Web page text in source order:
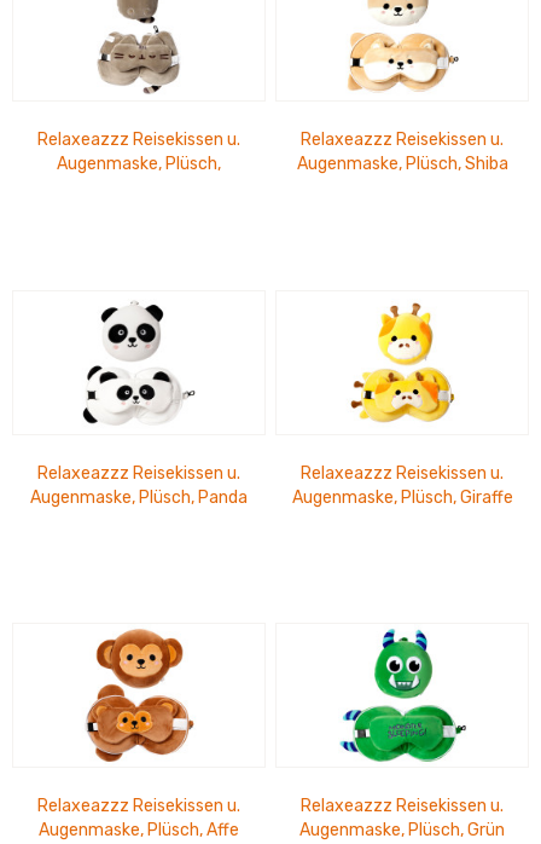
Relaxeazzz Reisekissen u.
Augenmaske, Plüsch,
Relaxeazzz Reisekissen u.
Augenmaske, Plüsch, Shiba
Relaxeazzz Reisekissen u.
Augenmaske, Plüsch, Panda
Relaxeazzz Reisekissen u.
Augenmaske, Plüsch, Giraffe
Relaxeazzz Reisekissen u.
Augenmaske, Plüsch, Affe
Relaxeazzz Reisekissen u.
Augenmaske, Plüsch, Grün